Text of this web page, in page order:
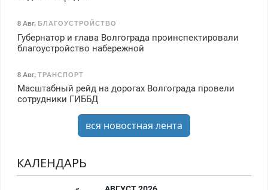
8 Авг, БЛАГОУСТРОЙСТВО
Губернатор и глава Волгограда проинспектировали
благоустройство набережной
8 Авг, ТРАНСПОРТ
Масштабный рейд на дорогах Волгограда провели
сотрудники ГИББД
вся новостная лента
КАЛЕНДАРЬ